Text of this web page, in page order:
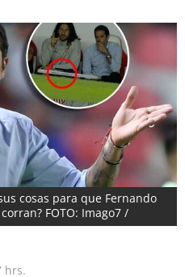
cosas para que Fernando
FOTO: Imago7 /
hrs.